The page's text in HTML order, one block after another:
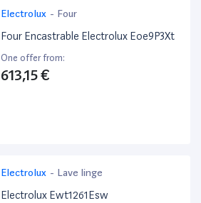
Electrolux - Four
Four Encastrable Electrolux Eoe9P3Xt
One offer from:
613,15 €
Electrolux - Lave linge
Electrolux Ewt1261Esw